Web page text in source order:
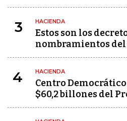
3 HACIENDA
Estos son los
nombramientos
4 HACIENDA
Centro
$60,2 billones del